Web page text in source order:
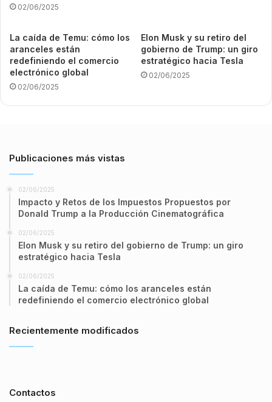
02/06/2025
La caída de Temu: cómo los
aranceles están
redefiniendo el comercio
electrónico global
02/06/2025
Elon Musk y su retiro del
gobierno de Trump: un giro
estratégico hacia Tesla
02/06/2025
Publicaciones más vistas
02/06/2025
Impacto y Retos de los Impuestos Propuestos por
Donald Trump a la Producción Cinematográfica
02/06/2025
Elon Musk y su retiro del gobierno de Trump: un giro
estratégico hacia Tesla
02/06/2025
La caída de Temu: cómo los aranceles están
redefiniendo el comercio electrónico global
Recientemente modificados
Contactos